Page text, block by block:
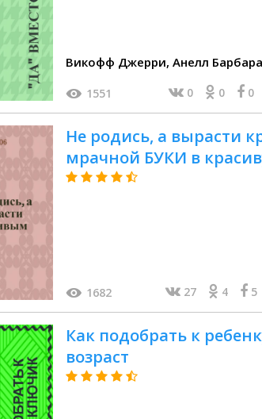
Викофф Джерри, Анелл Барбара
1551 0 0 0
Не родись, а вырасти
мрачной БУКИ в
1682 27 4 5
Как подобрать к
возраст